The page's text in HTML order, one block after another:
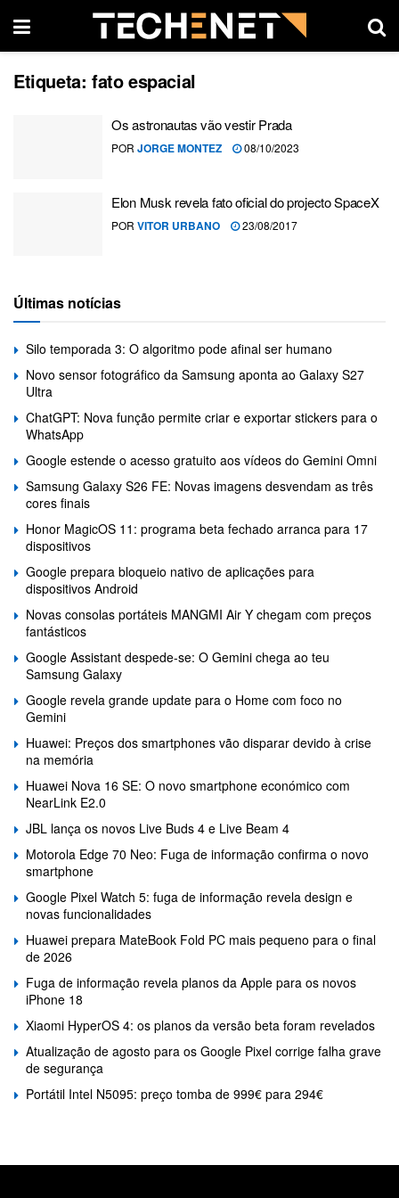
Etiqueta: fato espacial
Os astronautas vão vestir Prada
POR JORGE MONTEZ 08/10/2023
Elon Musk revela fato oficial do projecto SpaceX
POR VITOR URBANO 23/08/2017
Últimas notícias
Silo temporada 3: O algoritmo pode afinal ser humano
Novo sensor fotográfico da Samsung aponta ao Galaxy S27
Ultra
ChatGPT: Nova função permite criar e exportar stickers para o
WhatsApp
Google estende o acesso gratuito aos vídeos do Gemini Omni
Samsung Galaxy S26 FE: Novas imagens desvendam as três
cores finais
Honor MagicOS 11: programa beta fechado arranca para 17
dispositivos
Google prepara bloqueio nativo de aplicações para
dispositivos Android
Novas consolas portáteis MANGMI Air Y chegam com preços
fantásticos
Google Assistant despede-se: O Gemini chega ao teu
Samsung Galaxy
Google revela grande update para o Home com foco no
Gemini
Huawei: Preços dos smartphones vão disparar devido à crise
na memória
Huawei Nova 16 SE: O novo smartphone económico com
NearLink E2.0
JBL lança os novos Live Buds 4 e Live Beam 4
Motorola Edge 70 Neo: Fuga de informação confirma o novo
smartphone
Google Pixel Watch 5: fuga de informação revela design e
novas funcionalidades
Huawei prepara MateBook Fold PC mais pequeno para o final
de 2026
Fuga de informação revela planos da Apple para os novos
iPhone 18
Xiaomi HyperOS 4: os planos da versão beta foram revelados
Atualização de agosto para os Google Pixel corrige falha grave
de segurança
Portátil Intel N5095: preço tomba de 999€ para 294€